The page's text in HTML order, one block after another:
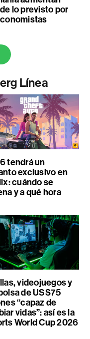
lo previsto por
Línea
tendrá un
exclusivo en
cuándo se
y a qué hora
videojuegos y
de US$75
“capaz de
vidas”: así es la
World Cup 2026